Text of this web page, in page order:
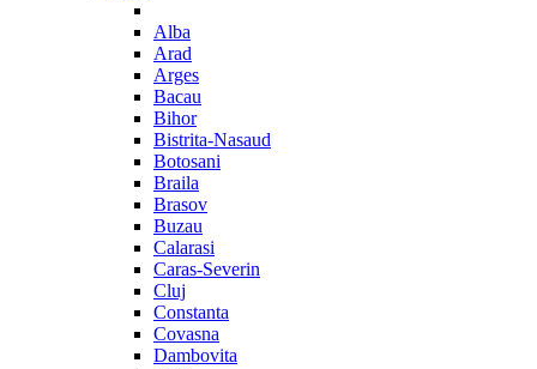
Alba
Arad
Arges
Bacau
Bihor
Bistrita-Nasaud
Botosani
Braila
Brasov
Buzau
Calarasi
Caras-Severin
Cluj
Constanta
Covasna
Dambovita